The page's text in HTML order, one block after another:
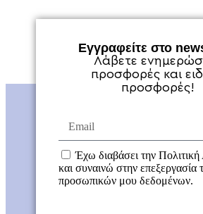
Εγγραφείτε στο
Λάβετε
προσφορές και
προσφορές!
Έχω διαβάσει την
και συναινώ στην επεξεργασία
προσωπικών μου δεδομένων.